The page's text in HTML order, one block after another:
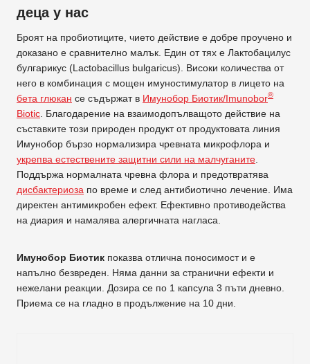
деца у нас
Броят на пробиотиците, чието действие е добре проучено и
доказано е сравнително малък. Един от тях е Лактобацилус
булгарикус (Lactobacillus bulgaricus). Високи количества от
него в комбинация с мощен имуностимулатор в лицето на
бета глюкан се съдържат в Имунобор Биотик/Imunobor®
Biotic . Благодарение на взаимодопълващото действие на
съставките този природен продукт от продуктовата линия
Имунобор бързо нормализира чревната микрофлора и
укрепва естествените защитни сили на малчуганите
Поддържа нормалната чревна флора и предотвратява
дисбактериоза по време и след антибиотично лечение. Има
директен антимикробен ефект. Ефективно противодейства
на диария и намалява алергичната нагласа.
Имунобор Биотик показва отлична поносимост и е
напълно безвреден. Няма данни за странични ефекти и
нежелани реакции. Дозира се по 1 капсула 3 пъти дневно.
Приема се на гладно в продължение на 10 дни.